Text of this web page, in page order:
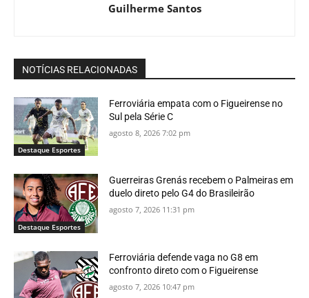
Guilherme Santos
NOTÍCIAS RELACIONADAS
Destaque Esportes
Ferroviária empata com o Figueirense no
Sul pela Série C
agosto 8, 2026 7:02 pm
Destaque Esportes
Guerreiras Grenás recebem o Palmeiras em
duelo direto pelo G4 do Brasileirão
agosto 7, 2026 11:31 pm
Ferroviária defende vaga no G8 em
confronto direto com o Figueirense
agosto 7, 2026 10:47 pm